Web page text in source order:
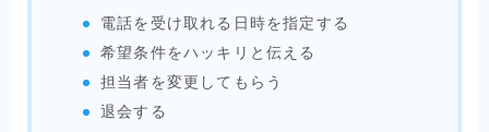
電話を受け取れる日時を指定する
希望条件をハッキリと伝える
担当者を変更してもらう
退会する